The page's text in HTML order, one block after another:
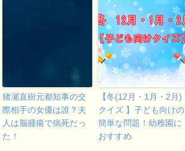
猪瀬直樹元都知事の交
際相手の女優は誰？夫
人は脳腫瘍で病死だっ
た！
【冬(12月・1月・2月)
クイズ 】子ども向けの
簡単な問題！幼稚園に
おすすめ